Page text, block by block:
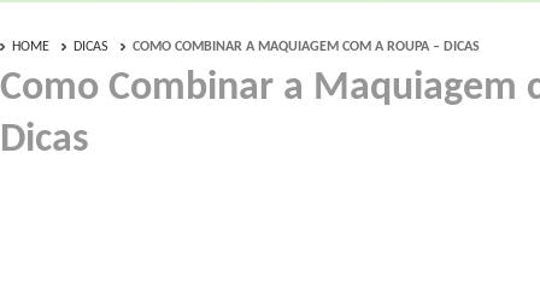
HOME DICAS COMO COMBINAR A MAQUIAGEM COM A ROUPA – DICAS
Como Combinar a Maquiagem
Dicas